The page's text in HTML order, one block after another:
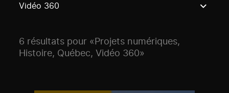
Vidéo 360
6 résultats pour «Projets numériques,
Histoire, Québec, Vidéo 360»